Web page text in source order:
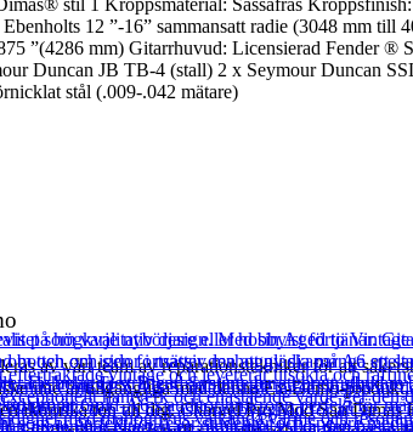
12 ”-16” sammansatt radie (3048 mm till
”(4286 mm) Gitarrhuvud: Licensierad Fender ®
Duncan JB TB-4 (stall) 2 x Seymour Duncan
stål (.009-.042 mätare)
av vårt team av reparationstekniker för att
inte är tillgängliga med denna Ex-Demo-
ikoniska ton till dig. Charvel Pro Mod San Dimas